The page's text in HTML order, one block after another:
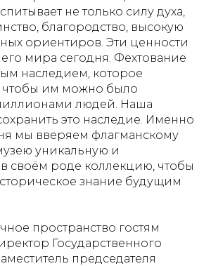
не только силу духа,
благородство, высокую
ориентиров. Эти ценности
мира сегодня. Фехтование
наследием, которое
чтобы им можно было
людей. Наша
это наследие. Именно
мы вверяем флагманскому
уникальную и
своём роде коллекцию, чтобы
знание будущим
пространство гостям
Государственного
председателя